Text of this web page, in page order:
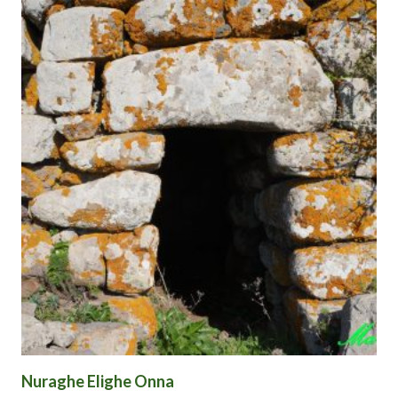
Nuraghe Elighe Onna